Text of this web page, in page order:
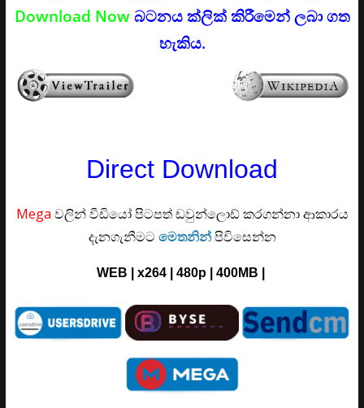
Download Nowබටනය ක්ලික් කිරීමෙන් ලබා ගත
හැකිය.
Direct Download
Mega වලින් වීඩියෝ පිටපත් ඩවුන්ලොඩ් කරගන්නා ආකාරය
දැනගැනීමට මෙතනින් පිවිසෙන්න
WEB | x264 | 480p | 400MB